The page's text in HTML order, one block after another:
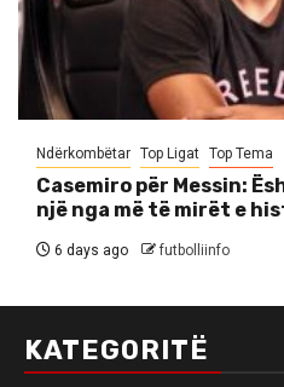
Ndërkombëtar Top Ligat Top Tema
Casemiro për Messin:
një nga më të mirët e
6 days ago futbolliinfo
KATEGORITË